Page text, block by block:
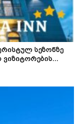
სეზონზე